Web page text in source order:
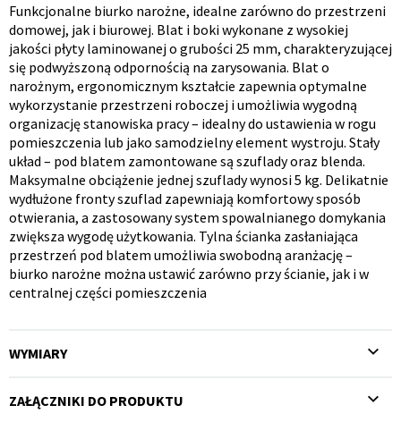
Opis
produktu
Funkcjonalne biurko narożne, idealne zarówno do przestrzeni
domowej, jak i biurowej. Blat i boki wykonane z wysokiej
jakości płyty laminowanej o grubości 25 mm, charakteryzującej
się podwyższoną odpornością na zarysowania. Blat o
narożnym, ergonomicznym kształcie zapewnia optymalne
wykorzystanie przestrzeni roboczej i umożliwia wygodną
organizację stanowiska pracy – idealny do ustawienia w rogu
pomieszczenia lub jako samodzielny element wystroju. Stały
układ – pod blatem zamontowane są szuflady oraz blenda.
Maksymalne obciążenie jednej szuflady wynosi 5 kg. Delikatnie
wydłużone fronty szuflad zapewniają komfortowy sposób
otwierania, a zastosowany system spowalnianego domykania
zwiększa wygodę użytkowania. Tylna ścianka zasłaniająca
przestrzeń pod blatem umożliwia swobodną aranżację –
biurko narożne można ustawić zarówno przy ścianie, jak i w
centralnej części pomieszczenia
WYMIARY
ZAŁĄCZNIKI DO PRODUKTU
Krzesło i fotel Wszystkie meble